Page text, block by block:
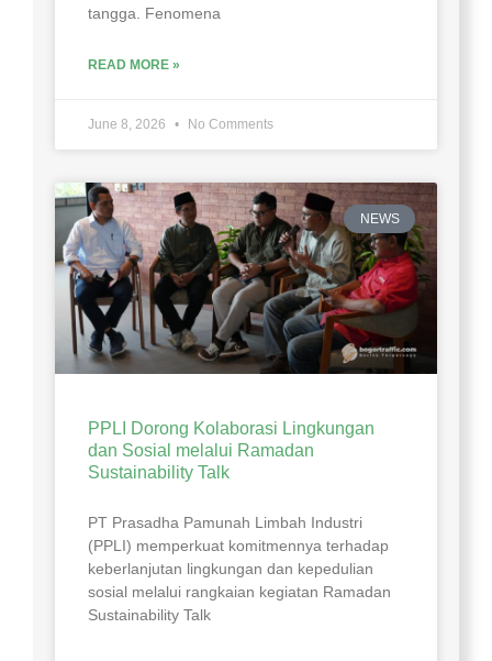
tangga. Fenomena
READ MORE »
June 8, 2026 No Comments
NEWS
PPLI Dorong Kolaborasi Lingkungan
dan Sosial melalui Ramadan
Sustainability Talk
PT Prasadha Pamunah Limbah Industri
(PPLI) memperkuat komitmennya terhadap
keberlanjutan lingkungan dan kepedulian
sosial melalui rangkaian kegiatan Ramadan
Sustainability Talk